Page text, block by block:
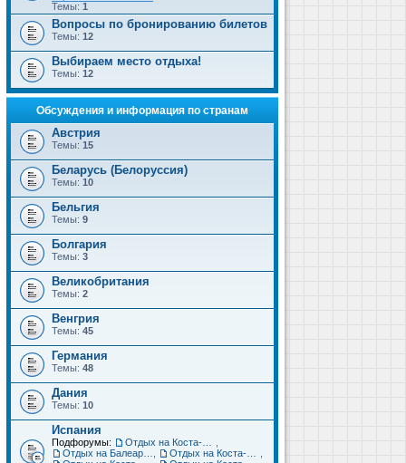
Темы: 1
Вопросы по бронированию билетов
Темы: 12
Выбираем место отдыха!
Темы: 12
Обсуждения и информация по странам
Австрия
Темы: 15
Беларусь (Белоруссия)
Темы: 10
Бельгия
Темы: 9
Болгария
Темы: 3
Великобритания
Темы: 2
Венгрия
Темы: 45
Германия
Темы: 48
Дания
Темы: 10
Испания
Подфорумы: